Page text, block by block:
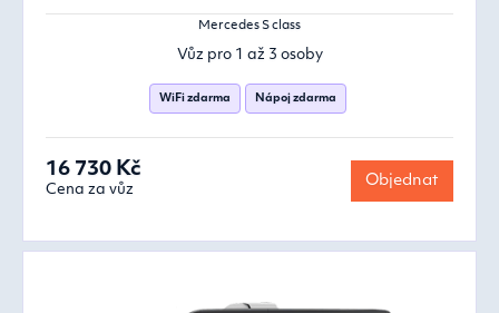
Mercedes S class
Vůz pro 1 až 3 osoby
WiFi zdarma Nápoj zdarma
16 730 Kč
Cena za vůz
Objednat